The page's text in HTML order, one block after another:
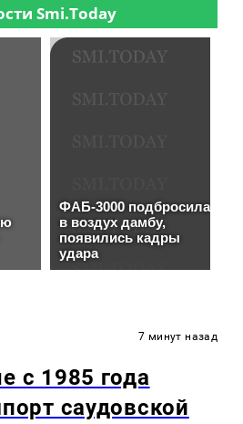
7 минут назад
с 1985 года
саудовской